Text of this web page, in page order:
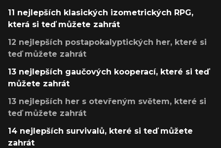
11 nejlepších klasických izometrických RPG,
která si teď můžete zahrát
12 nejlepších postapokalyptických her, které si
teď můžete zahrát
13 nejlepších gaučových kooperací, které si teď
můžete zahrát
13 nejlepších her s otevřeným světem, které si
teď můžete zahrát
14 nejlepších survivalů, které si teď můžete
zahrát